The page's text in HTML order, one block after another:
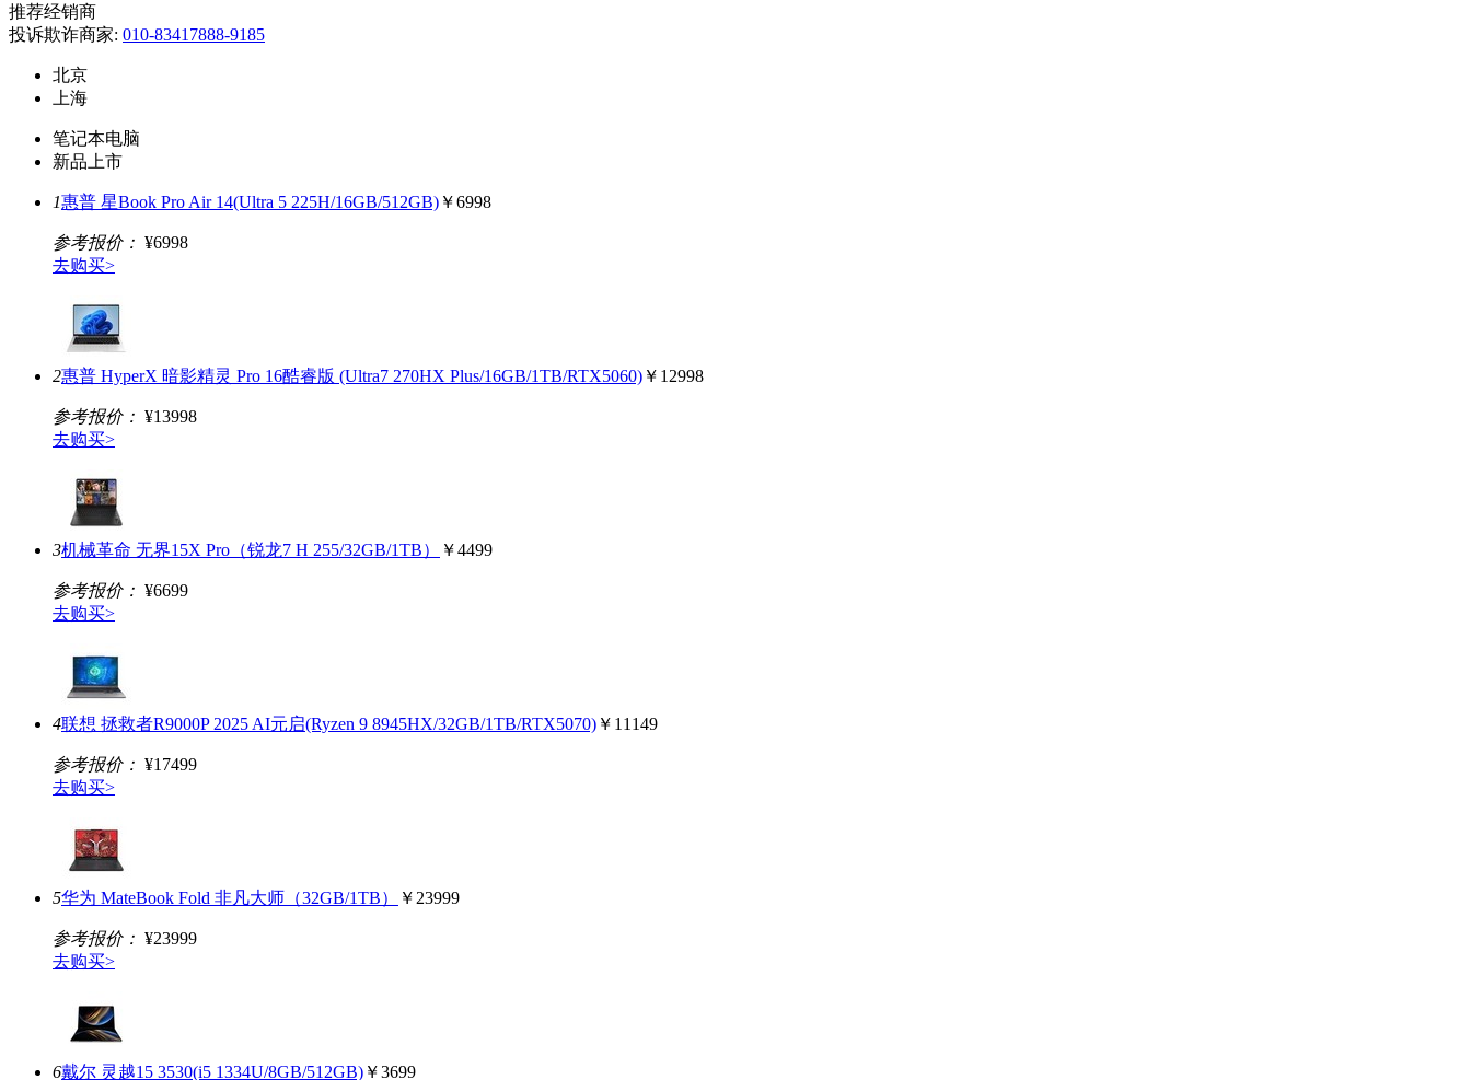
推荐经销商
投诉欺诈商家: 010-83417888-9185
北京
上海
笔记本电脑
新品上市
1惠普 星Book Pro Air 14(Ultra 5 225H/16GB/512GB) ￥6998
参考报价： ¥6998
去购买>
2惠普 HyperX 暗影精灵 Pro 16酷睿版 (Ultra7 270HX Plus/16GB/1TB/RTX5060) ￥12998
参考报价： ¥13998
去购买>
3机械革命 无界15X Pro（锐龙7 H 255/32GB/1TB） ￥4499
参考报价： ¥6699
去购买>
4联想 拯救者R9000P 2025 AI元启(Ryzen 9 8945HX/32GB/1TB/RTX5070) ￥11149
参考报价： ¥17499
去购买>
5华为 MateBook Fold 非凡大师（32GB/1TB） ￥23999
参考报价： ¥23999
去购买>
6戴尔 灵越15 3530(i5 1334U/8GB/512GB) ￥3699